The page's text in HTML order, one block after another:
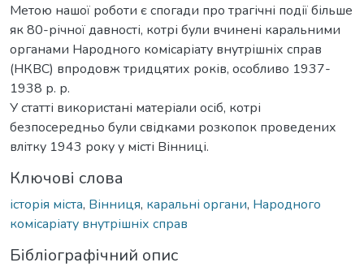
Метою нашої роботи є спогади про трагічні події більше
як 80-річної давності, котрі були вчинені каральними
органами Народного комісаріату внутрішніх справ
(НКВС) впродовж тридцятих років, особливо 1937-
1938 р. р.
У статті використані матеріали осіб, котрі
безпосередньо були свідками розкопок проведених
влітку 1943 року у місті Вінниці.
Ключові слова
історія міста, Вінниця, каральні органи, Народного
комісаріату внутрішніх справ
Бібліографічний опис